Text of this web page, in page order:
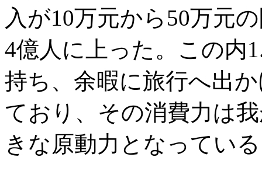
入が10万元から50万元
4億人に上った。この内
持ち、余暇に旅行へ出
ており、その消費力は
きな原動力となってい